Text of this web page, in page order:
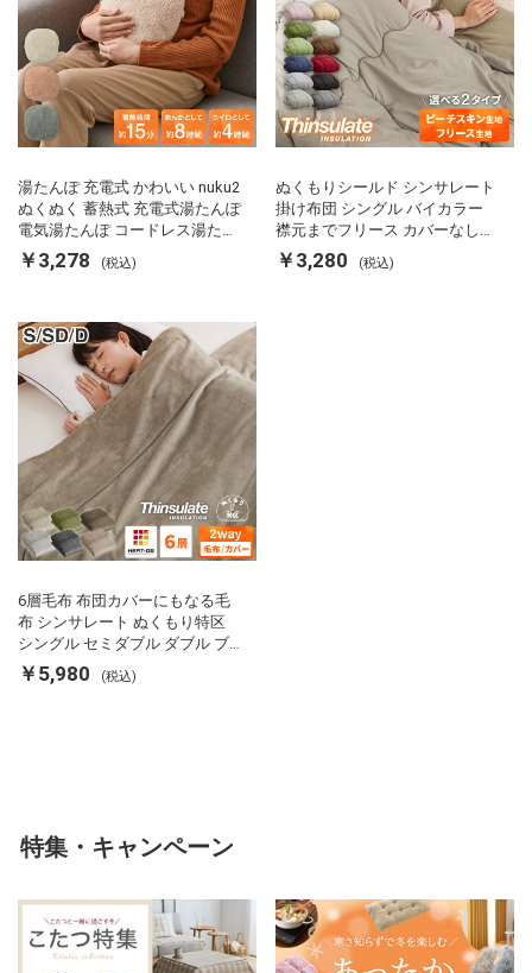
湯たんぽ 充電式 かわいい nuku2
ぬくぬく 蓄熱式 充電式湯たんぽ
電気湯たんぽ コードレス湯たん
ぽ エコ 節電 節約 省エネ 充電式
エコ電気あんか EWT-2143 スリ
￥3,278 (税込)
ぬくもりシールド シンサレート
掛け布団 シングル バイカラー
襟元までフリース カバーなしで
使える 軽い 丸洗い 断熱 保温 抗
菌防臭 洗える 防ダニ 軽量 ホコ
￥3,280 (税込)
6層毛布 布団カバーにもなる毛
布 シンサレート ぬくもり特区
シングル セミダブル ダブル ブ
ランケット 掛け布団カバー フラ
ンネル 保温 蓄熱 吸湿 発熱 断熱
￥5,980 (税込)
特集・キャンペーン